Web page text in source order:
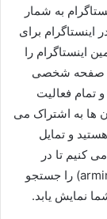
به شمار
شخصی در اینستاگرام برای
اینستاگرام را
صفحه شخصی
تمام فعالیت
ها به اشتراک می
و تمایل
کنیم تا در
قسمت سرچ اینستاگرام عبارت (arminzareeiofficial) را جستجو